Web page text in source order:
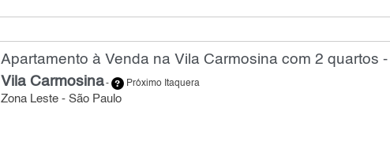
Apartamento à Venda na Vila Carmosina com 2 quartos -
Vila Carmosina- Próximo Itaquera
Zona Leste - São Paulo